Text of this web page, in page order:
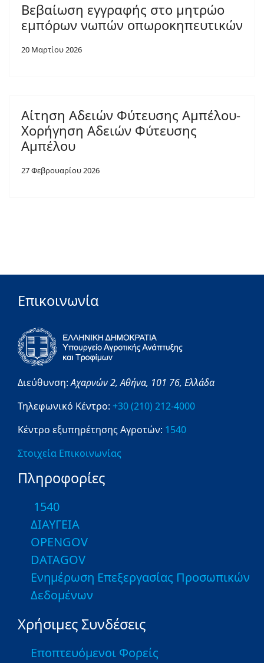
Βεβαίωση εγγραφής στο μητρώο
εμπόρων νωπών οπωροκηπευτικών
20 Μαρτίου 2026
Αίτηση Αδειών Φύτευσης Αμπέλου-
Χορήγηση Αδειών Φύτευσης
Αμπέλου
27 Φεβρουαρίου 2026
Επικοινωνία
Διεύθυνση:Αχαρνών 2,Αθήνα, 101 76, Ελλάδα
Τηλεφωνικό Κέντρο: +30 (210) 212-4000
Κέντρο εξυπηρέτησης Αγροτών: 1540
Στοιχεία Επικοινωνίας
Πληροφορίες
1540
ΔΙΑΥΓΕΙΑ
OPENGOV
DATAGOV
Ενημέρωση Επεξεργασίας Προσωπικών
Δεδομένων
Χρήσιμες Συνδέσεις
Εποπτευόμενοι Φορείς